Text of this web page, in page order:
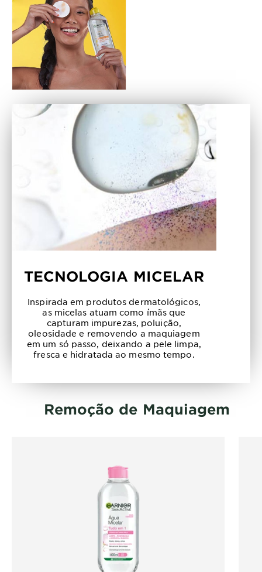
TECNOLOGIA MICELAR
Inspirada em produtos dermatológicos,
as micelas atuam como ímãs que
capturam impurezas, poluição,
oleosidade e removendo a maquiagem
em um só passo, deixando a pele limpa,
fresca e hidratada ao mesmo tempo.
Remoção de Maquiagem